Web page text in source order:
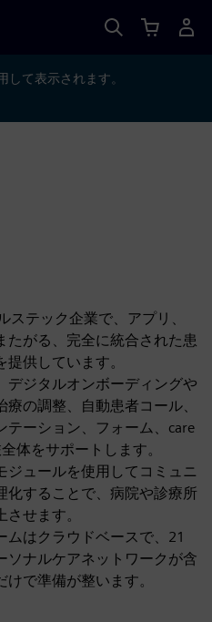
して表示されます。
ステック企業で、アプリ、
たがる、完全に統合された患
供しています。
デジタルオンボーディングや
の調整、自動患者コール、
ーション、フォーム、care
体をサポートします。
ジュールを使用してコミュニ
化することで、病院や診療所
せます。
ムはクラウドベースで、21
ソナルケアネットワークが含
で準備が整います。